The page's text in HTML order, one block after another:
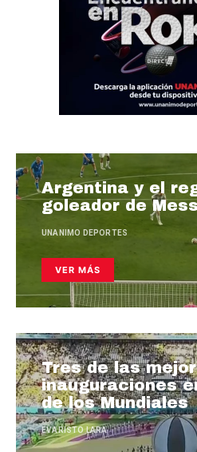
Argentina y el
goleador de
UNANIMO DEPORTES
VER MÁS
Tres de las
inauguraciones
de los Mundiales
EVARISTO LARA